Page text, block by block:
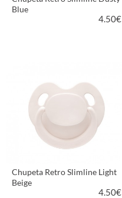
Blue
4.50€
Chupeta Retro Slimline Light
Beige
4.50€